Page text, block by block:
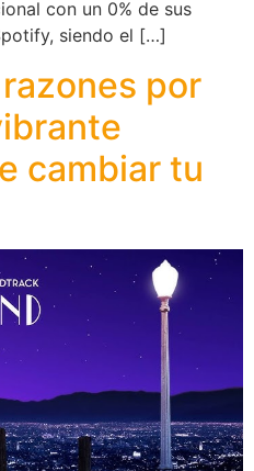
con un 0% de sus
siendo el […]
por
cambiar tu